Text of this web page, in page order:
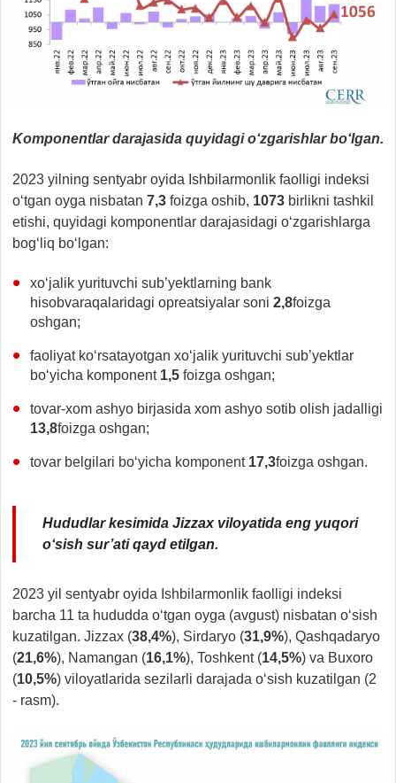
Komponentlar darajasida quyidagi o‘zgarishlar bo‘lgan.
2023 yilning sentyabr oyida Ishbilarmonlik faolligi indeksi
o‘tgan oyga nisbatan 7,3 foizga oshib, 1073 birlikni tashkil
etishi, quyidagi komponentlar darajasidagi o‘zgarishlarga
bog‘liq bo‘lgan:
xo‘jalik yurituvchi sub’yektlarning bank
hisobvaraqalaridagi opreatsiyalar soni 2,8foizga
oshgan;
faoliyat ko‘rsatayotgan xo‘jalik yurituvchi sub’yektlar
bo‘yicha komponent 1,5 foizga oshgan;
tovar-xom ashyo birjasida xom ashyo sotib olish jadalligi
13,8foizga oshgan;
tovar belgilari bo‘yicha komponent 17,3foizga oshgan.
Hududlar kesimida Jizzax viloyatida eng yuqori
o‘sish sur’ati qayd etilgan.
2023 yil sentyabr oyida Ishbilarmonlik faolligi indeksi
barcha 11 ta hududda o‘tgan oyga (avgust) nisbatan o‘sish
kuzatilgan. Jizzax (38,4%), Sirdaryo (31,9%), Qashqadaryo
(21,6%), Namangan (16,1%), Toshkent (14,5%) va Buxoro
(10,5%) viloyatlarida sezilarli darajada o‘sish kuzatilgan (2
- rasm).